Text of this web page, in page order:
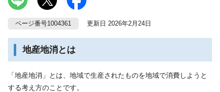
ページ番号1004361 更新日 2026年2月24日
地産地消とは
「地産地消」とは、地域で生産されたものを地域で消費しようと
する考え方のことです。